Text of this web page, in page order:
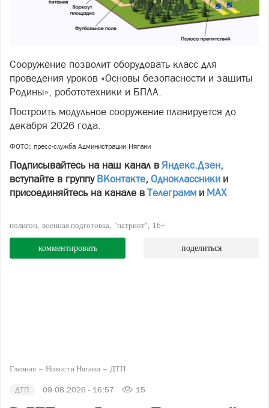
Сооружение позволит оборудовать класс для
проведения уроков «Основы безопасности и защиты
Родины», робототехники и БПЛА.
Построить модульное сооружение планируется до
декабря 2026 года.
ФОТО: пресс-служба Администрации Нягани
Подписывайтесь на наш канал в Яндекс.Дзен,
вступайте в группу ВКонтакте, Одноклассники и
присоединяйтесь на канале в Телеграмм и МАХ
полигон военная подготовка "патриот" 16+
комментировать поделиться
Главная Новости Нягани ДТП
ДТП 09.08.2026 - 16:57 15